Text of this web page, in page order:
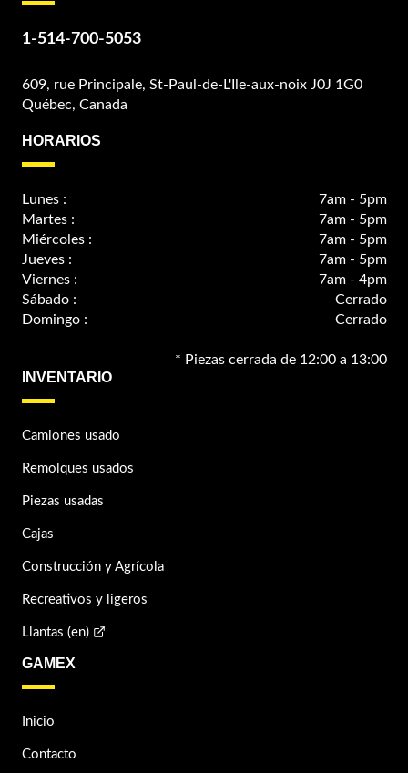
1-514-700-5053
609, rue Principale, St-Paul-de-L'Ile-aux-noix J0J 1G0
Québec, Canada
HORARIOS
Lunes :
7am - 5pm
Martes :
7am - 5pm
Miércoles :
7am - 5pm
Jueves :
7am - 5pm
Viernes :
7am - 4pm
Sábado :
Cerrado
Domingo :
Cerrado
* Piezas cerrada de 12:00 a 13:00
INVENTARIO
Camiones usado
Remolques usados
Piezas usadas
Cajas
Construcción y Agrícola
Recreativos y ligeros
Llantas (en)
GAMEX
Inicio
Contacto